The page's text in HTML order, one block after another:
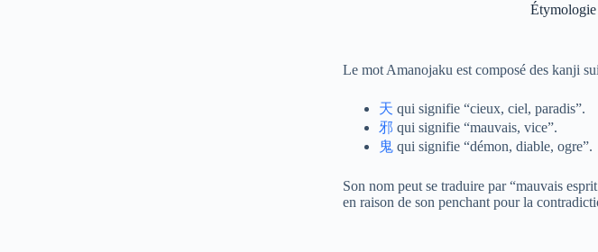
Le mot Amanojaku est composé des kanji
天 qui signifie “cieux, ciel, paradis”.
邪 qui signifie “mauvais, vice”.
鬼 qui signifie “démon, diable, ogre”.
Son nom peut se traduire par “mauvais
en raison de son penchant pour la